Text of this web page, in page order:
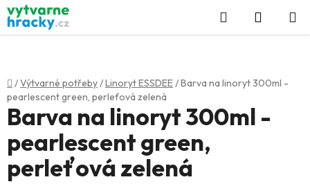
Přejít
na
obsah
Hledat
KOŠÍK
Domů
/Výtvarné potřeby/Linoryt ESSDEE/Barva na linoryt 300ml -
pearlescent green, perleťová zelená
Barva na linoryt 300ml -
pearlescent green,
perleťová zelená